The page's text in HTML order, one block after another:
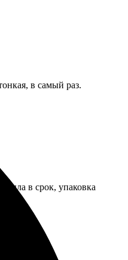
в самый раз.
была в срок, упаковка